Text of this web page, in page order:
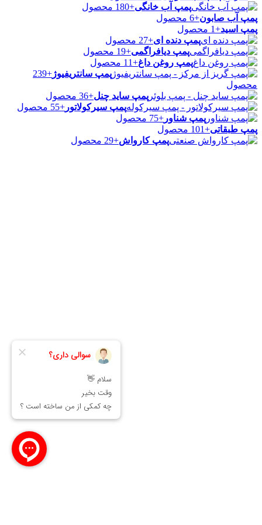
پمپ آب خانگی+180 محصول
پمپ آب صابون+6 محصول
پمپ اسید+1 محصول
پمپ دنده ای+27 محصول
پمپ دیافراگمی+19 محصول
پمپ روغن داغ+11 محصول
پمپ سانتریفیوژ
+239
محصول
پمپ ساید چنل+36 محصول
پمپ سیرکولاتور +55 محصول
پمپ شناور +75 محصول
پمپ طبقاتی+101 محصول
پمپ کارواش+29 محصول